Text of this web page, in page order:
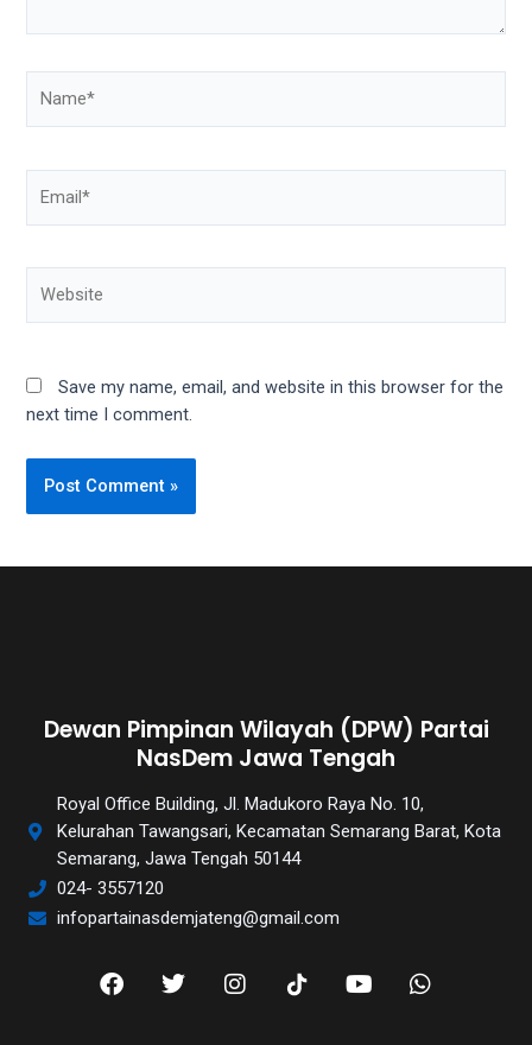
Save my name, email, and website in this browser for the
next time I comment.
Dewan Pimpinan Wilayah (DPW) Partai
NasDem Jawa Tengah
Royal Office Building, Jl. Madukoro Raya No. 10,
Kelurahan Tawangsari, Kecamatan Semarang Barat, Kota
Semarang, Jawa Tengah 50144
024- 3557120
infopartainasdemjateng@gmail.com